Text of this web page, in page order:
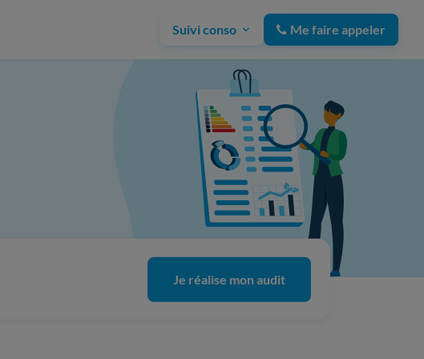
Suivi conso Me faire appeler
Je réalise mon audit